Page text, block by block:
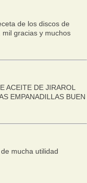
de los discos de
gracias y muchos
ACEITE DE JIRAROL
EMPANADILLAS BUEN
mucha utilidad